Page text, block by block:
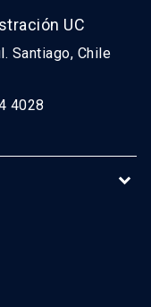
UC
Santiago, Chile
4028